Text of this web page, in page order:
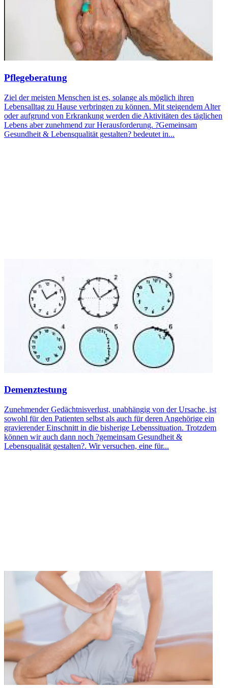
Pflegeberatung
Ziel der meisten Menschen ist es, solange als möglich ihren
Lebensalltag zu Hause verbringen zu können. Mit steigendem Alter
oder aufgrund von Erkrankung werden die Aktivitäten des täglichen
Lebens aber zunehmend zur Herausforderung. ?Gemeinsam
Gesundheit & Lebensqualität gestalten? bedeutet in...
Demenztestung
Zunehmender Gedächtnisverlust, unabhängig von der Ursache, ist
sowohl für den Patienten selbst als auch für deren Angehörige ein
gravierender Einschnitt in die bisherige Lebenssituation. Trotzdem
können wir auch dann noch ?gemeinsam Gesundheit &
Lebensqualität gestalten?. Wir versuchen, eine für...